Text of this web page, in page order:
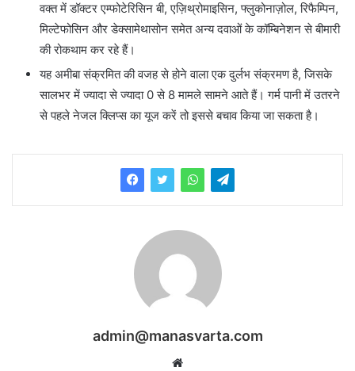
वक्त में डॉक्टर एम्फोटेरिसिन बी, एज़िथ्रोमाइसिन, फ्लुकोनाज़ोल, रिफैम्पिन,
मिल्टेफोसिन और डेक्सामेथासोन समेत अन्य दवाओं के कॉम्बिनेशन से बीमारी
की रोकथाम कर रहे हैं।
यह अमीबा संक्रमित की वजह से होने वाला एक दुर्लभ संक्रमण है, जिसके
सालभर में ज्यादा से ज्यादा 0 से 8 मामले सामने आते हैं। गर्म पानी में उतरने
से पहले नेजल क्लिप्स का यूज करें तो इससे बचाव किया जा सकता है।
admin@manasvarta.com
Website